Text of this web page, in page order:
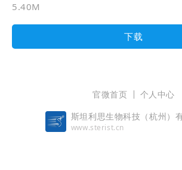
5.40M
下载
官微首页
个人中心
斯坦利思生物科技（杭州）
www.sterist.cn